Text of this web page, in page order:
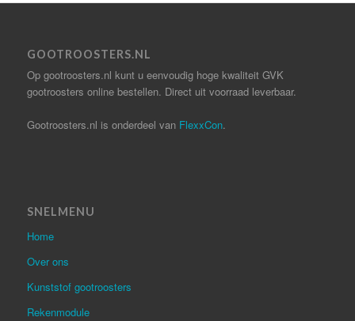
GOOTROOSTERS.NL
Op gootroosters.nl kunt u eenvoudig hoge kwaliteit GVK
gootroosters online bestellen. Direct uit voorraad leverbaar.
Gootroosters.nl is onderdeel van FlexxCon.
SNELMENU
Home
Over ons
Kunststof gootroosters
Rekenmodule